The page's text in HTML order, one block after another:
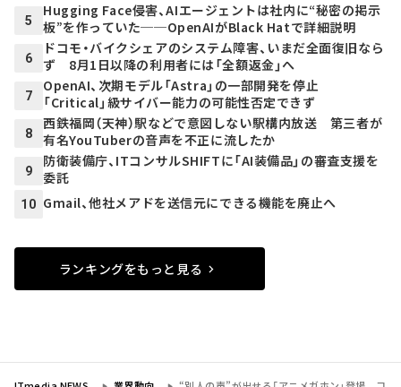
5
Hugging Face侵害、AIエージェントは社内に“秘密の掲示
板”を作っていた──OpenAIがBlack Hatで詳細説明
6
ドコモ・バイクシェアのシステム障害、いまだ全面復旧なら
ず 8月1日以降の利用者には「全額返金」へ
7
OpenAI、次期モデル「Astra」の一部開発を停止
「Critical」級サイバー能力の可能性否定できず
8
西鉄福岡（天神）駅などで意図しない駅構内放送 第三者が
有名YouTuberの音声を不正に流したか
9
防衛装備庁、ITコンサルSHIFTに「AI装備品」の審査支援を
委託
10 Gmail、他社メアドを送信元にできる機能を廃止へ
ランキングをもっと見る